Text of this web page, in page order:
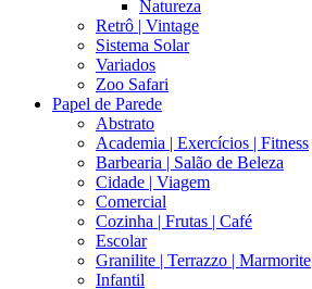
Natureza
Retrô | Vintage
Sistema Solar
Variados
Zoo Safari
Papel de Parede
Abstrato
Academia | Exercícios | Fitness
Barbearia | Salão de Beleza
Cidade | Viagem
Comercial
Cozinha | Frutas | Café
Escolar
Granilite | Terrazzo | Marmorite
Infantil